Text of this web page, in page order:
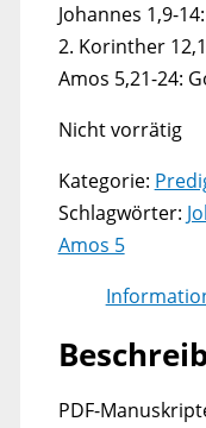
Johannes 1,9-
2. Korinther
Amos 5,21-24:
Nicht vorrätig
Kategorie:
Schlagwörter:
Amos 5
PDF-